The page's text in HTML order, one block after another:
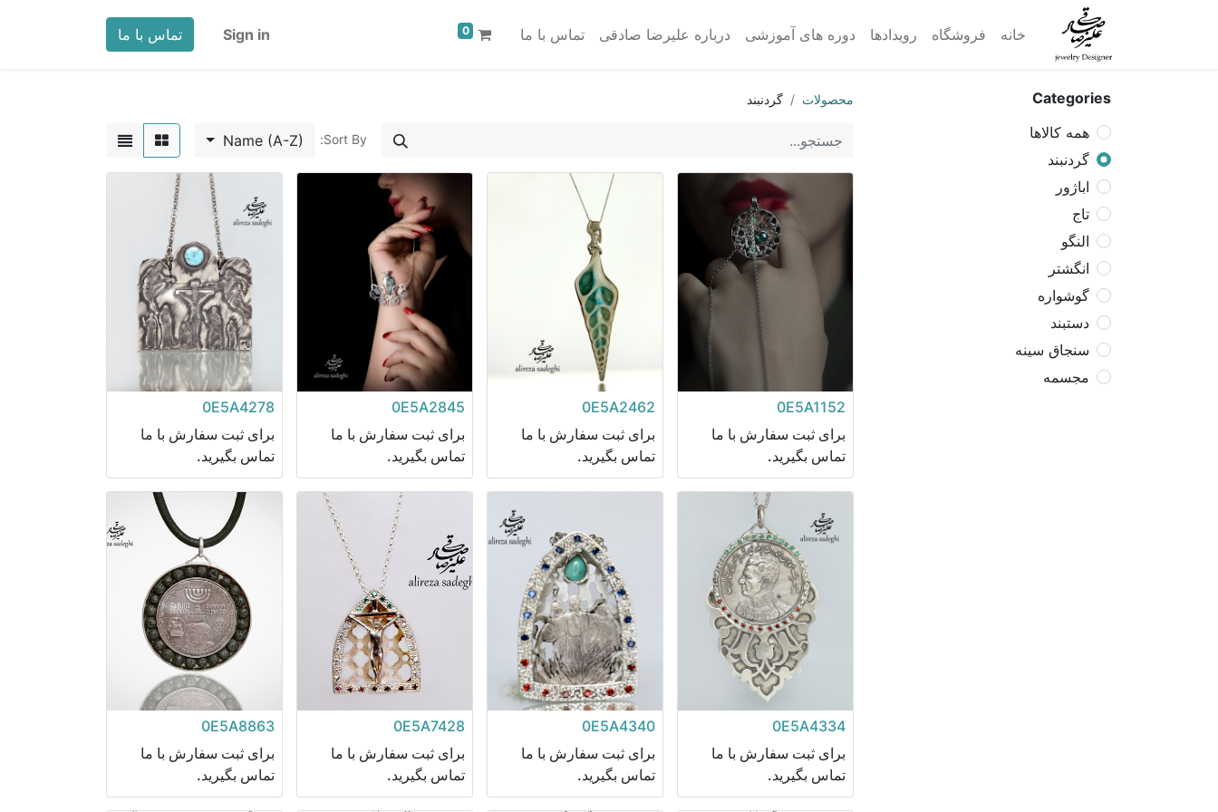
خانه فروشگاه رویدادها دوره های آموزشی درباره علیرضا صادقی تماس با ما 0
Sign in تماس با ما
Categories
همه کالاها
گردنبند
اباژور
تاج
النگو
انگشتر
گوشواره
دستبند
سنجاق سینه
مجسمه
محصولات گردنبند
Sort By:
Name (A-Z)
0E5A1152
برای ثبت سفارش با ما
تماس بگیرید.
0E5A2462
برای ثبت سفارش با ما
تماس بگیرید.
0E5A2845
برای ثبت سفارش با ما
تماس بگیرید.
0E5A4278
برای ثبت سفارش با ما
تماس بگیرید.
0E5A4334
برای ثبت سفارش با ما
تماس بگیرید.
0E5A4340
برای ثبت سفارش با ما
تماس بگیرید.
0E5A7428
برای ثبت سفارش با ما
تماس بگیرید.
0E5A8863
برای ثبت سفارش با ما
تماس بگیرید.